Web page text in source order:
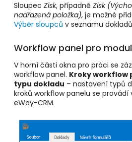
Sloupec Zisk, případně Zisk
nadřazená položka), je možné
Výběr sloupců v seznamu
Workflow panel pro
V horní části okna pro práci se
workflow panel. Kroky workflow
typu dokladu – nastavení typů
kroků workflow panelu se provádí
eWay-CRM.